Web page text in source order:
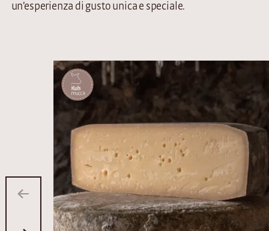
un’esperienza di gusto unica e speciale.